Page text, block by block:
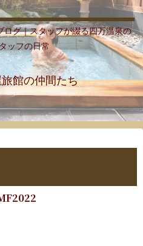
ログ｜スタッフが綴る四万温泉の
ッフの日常
館の仲間たち